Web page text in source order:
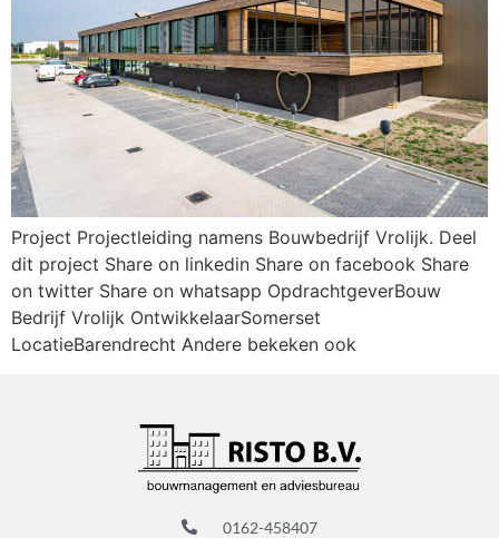
Project Projectleiding namens Bouwbedrijf Vrolijk. Deel
dit project Share on linkedin Share on facebook Share
on twitter Share on whatsapp OpdrachtgeverBouw
Bedrijf Vrolijk OntwikkelaarSomerset
LocatieBarendrecht Andere bekeken ook
0162-458407